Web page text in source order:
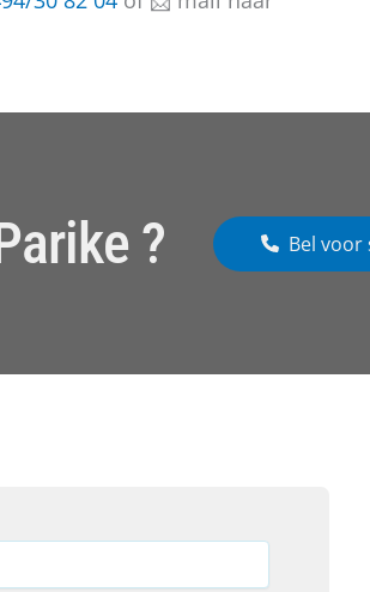
? Bel voor